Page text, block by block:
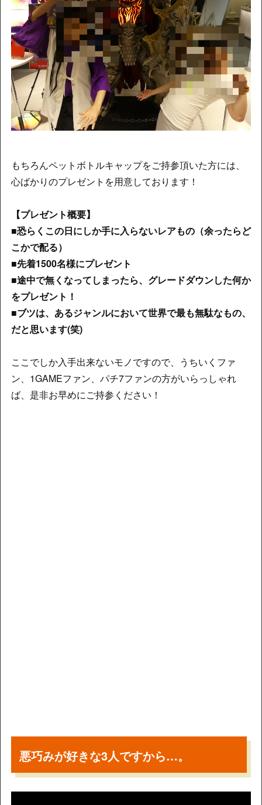
もちろんペットボトルキャップをご持参頂いた方には、
心ばかりのプレゼントを用意しております！
【プレゼント概要】
■恐らくこの日にしか手に入らないレアもの（余ったらど
こかで配る）
■先着1500名様にプレゼント
■途中で無くなってしまったら、グレードダウンした何か
をプレゼント！
■ブツは、あるジャンルにおいて世界で最も無駄なもの、
だと思います(笑)
ここでしか入手出来ないモノですので、うちいくファ
ン、1GAMEファン、パチ7ファンの方がいらっしゃれ
ば、是非お早めにご持参ください！
悪巧みが好きな3人ですから…。